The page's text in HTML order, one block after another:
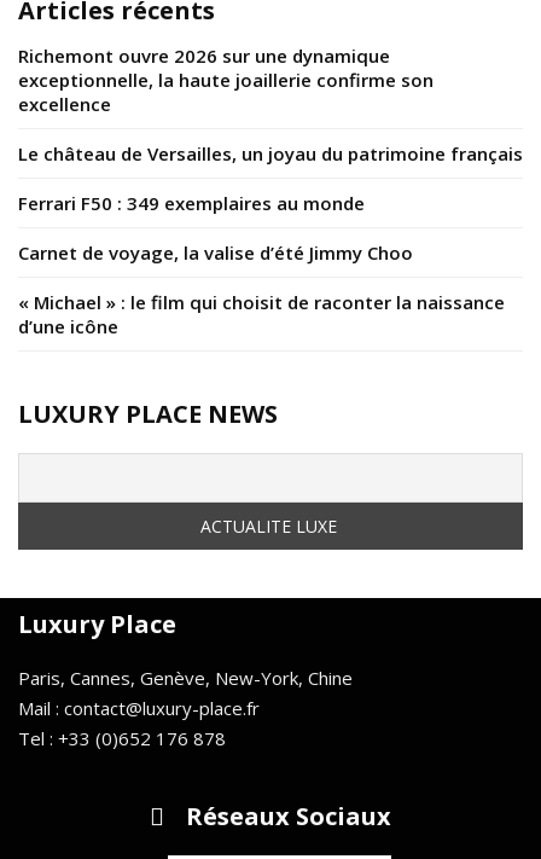
Articles récents
Richemont ouvre 2026 sur une dynamique
exceptionnelle, la haute joaillerie confirme son
excellence
Le château de Versailles, un joyau du patrimoine français
Ferrari F50 : 349 exemplaires au monde
Carnet de voyage, la valise d’été Jimmy Choo
« Michael » : le film qui choisit de raconter la naissance
d’une icône
LUXURY PLACE NEWS
Luxury Place
Paris, Cannes, Genève, New-York, Chine
Mail : contact@luxury-place.fr
Tel : +33 (0)652 176 878
Réseaux Sociaux